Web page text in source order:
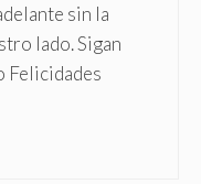
sin la
lado. Sigan
Felicidades